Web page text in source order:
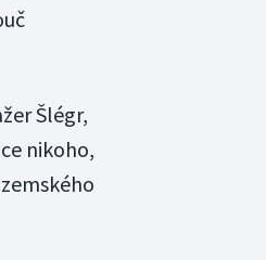
Šlégr,
nikoho,